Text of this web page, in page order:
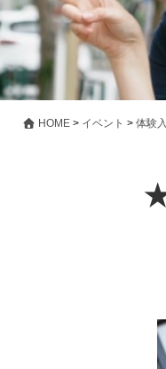
HOME > イベント > 体験